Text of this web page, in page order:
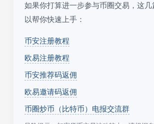
如果你打算进一步参与币圈交易，这
以帮你快速上手：
币安注册教程
欧易注册教程
币安推荐码返佣
欧易邀请码返佣
币圈炒币（比特币）电报交流群